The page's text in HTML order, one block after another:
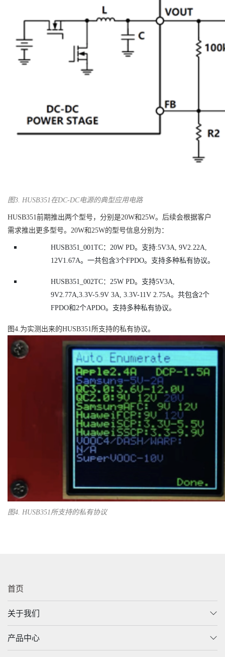
图3. HUSB351在DC-DC电源的典型应用电路
HUSB351前期推出两个型号，分别是20W和25W。后续会根据客户
需求推出更多型号。20W和25W的型号信息分别为：
HUSB351_001TC：20W PD。支持:5V3A, 9V2.22A,
12V1.67A。一共包含3个FPDO。支持多种私有协议。
HUSB351_002TC：25W PD。支持5V3A,
9V2.77A,3.3V-5.9V 3A, 3.3V-11V 2.75A。共包含2个
FPDO和2个APDO。支持多种私有协议。
图4.为实测出来的HUSB351所支持的私有协议。
图4. HUSB351所支持的私有协议
首页
关于我们
产品中心